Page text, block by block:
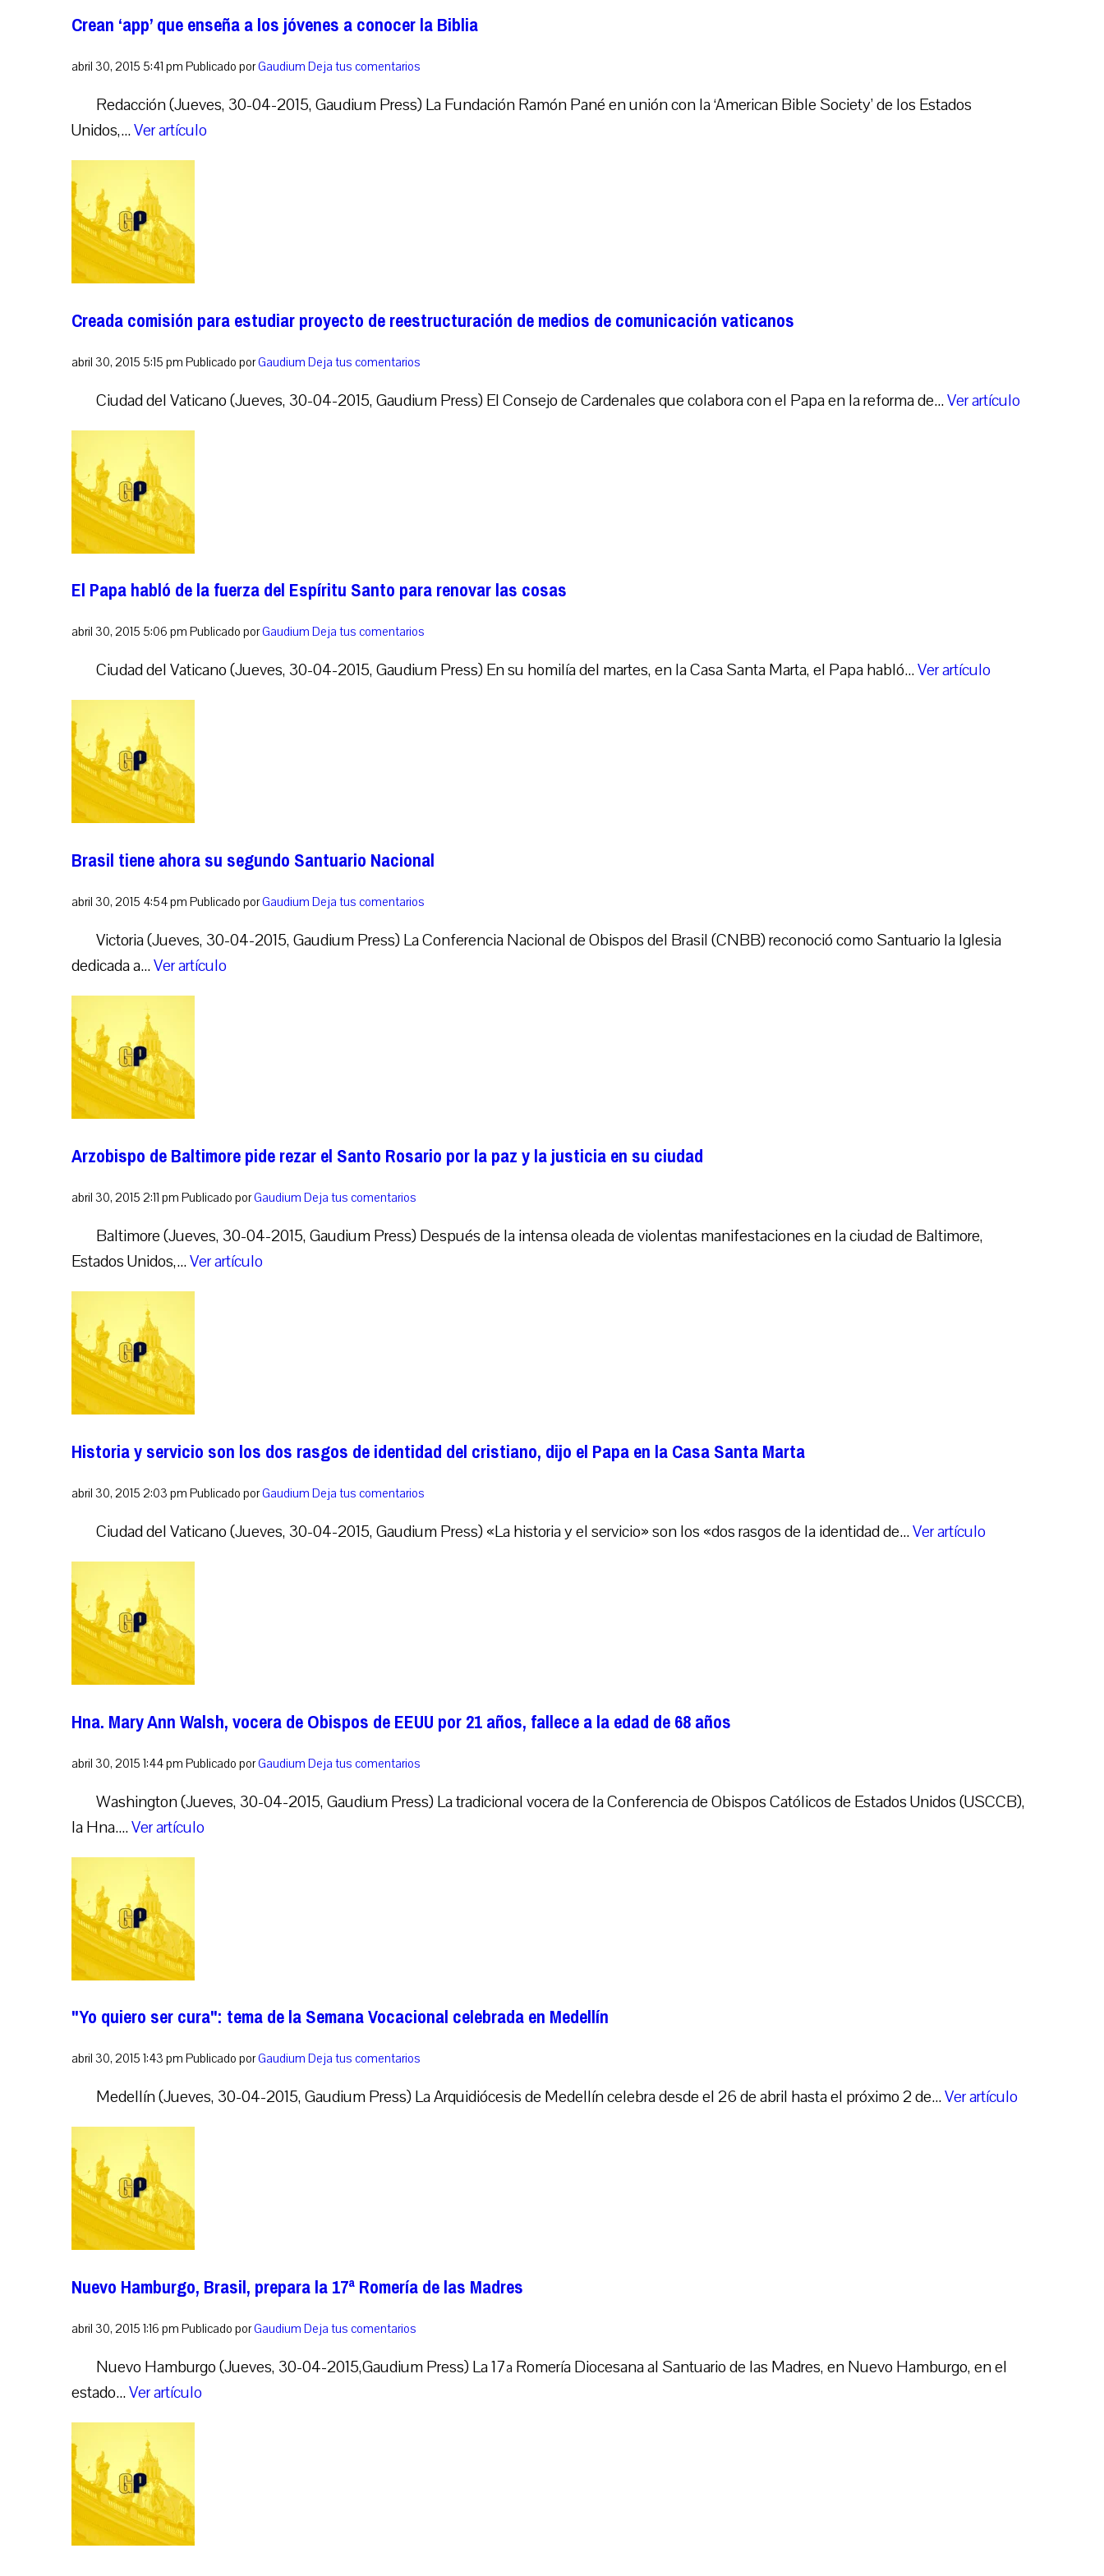
Crean ‘app’ que enseña a los jóvenes a conocer la Biblia
abril 30, 2015 5:41 pm Publicado porGaudium Deja tus comentarios
Redacción (Jueves, 30-04-2015, Gaudium Press) La Fundación Ramón Pané en unión con la ‘American Bible Society’ de los Estados
Unidos,...Ver artículo
Creada comisión para estudiar proyecto de reestructuración de medios de comunicación vaticanos
abril 30, 2015 5:15 pm Publicado porGaudium Deja tus comentarios
Ciudad del Vaticano (Jueves, 30-04-2015, Gaudium Press) El Consejo de Cardenales que colabora con el Papa en la reforma de...Ver artículo
El Papa habló de la fuerza del Espíritu Santo para renovar las cosas
abril 30, 2015 5:06 pm Publicado porGaudium Deja tus comentarios
Ciudad del Vaticano (Jueves, 30-04-2015, Gaudium Press) En su homilía del martes, en la Casa Santa Marta, el Papa habló...Ver artículo
Brasil tiene ahora su segundo Santuario Nacional
abril 30, 2015 4:54 pm Publicado porGaudium Deja tus comentarios
Victoria (Jueves, 30-04-2015, Gaudium Press) La Conferencia Nacional de Obispos del Brasil (CNBB) reconoció como Santuario la Iglesia
dedicada a...Ver artículo
Arzobispo de Baltimore pide rezar el Santo Rosario por la paz y la justicia en su ciudad
abril 30, 2015 2:11 pm Publicado porGaudium Deja tus comentarios
Baltimore (Jueves, 30-04-2015, Gaudium Press) Después de la intensa oleada de violentas manifestaciones en la ciudad de Baltimore,
Estados Unidos,...Ver artículo
Historia y servicio son los dos rasgos de identidad del cristiano, dijo el Papa en la Casa Santa Marta
abril 30, 2015 2:03 pm Publicado porGaudium Deja tus comentarios
Ciudad del Vaticano (Jueves, 30-04-2015, Gaudium Press) «La historia y el servicio» son los «dos rasgos de la identidad de...Ver artículo
Hna. Mary Ann Walsh, vocera de Obispos de EEUU por 21 años, fallece a la edad de 68 años
abril 30, 2015 1:44 pm Publicado porGaudium Deja tus comentarios
Washington (Jueves, 30-04-2015, Gaudium Press) La tradicional vocera de la Conferencia de Obispos Católicos de Estados Unidos (USCCB),
la Hna....Ver artículo
"Yo quiero ser cura": tema de la Semana Vocacional celebrada en Medellín
abril 30, 2015 1:43 pm Publicado porGaudium Deja tus comentarios
Medellín (Jueves, 30-04-2015, Gaudium Press) La Arquidiócesis de Medellín celebra desde el 26 de abril hasta el próximo 2 de...Ver artículo
Nuevo Hamburgo, Brasil, prepara la 17ª Romería de las Madres
abril 30, 2015 1:16 pm Publicado porGaudium Deja tus comentarios
Nuevo Hamburgo (Jueves, 30-04-2015,Gaudium Press) La 17ª Romería Diocesana al Santuario de las Madres, en Nuevo Hamburgo, en el
estado...Ver artículo